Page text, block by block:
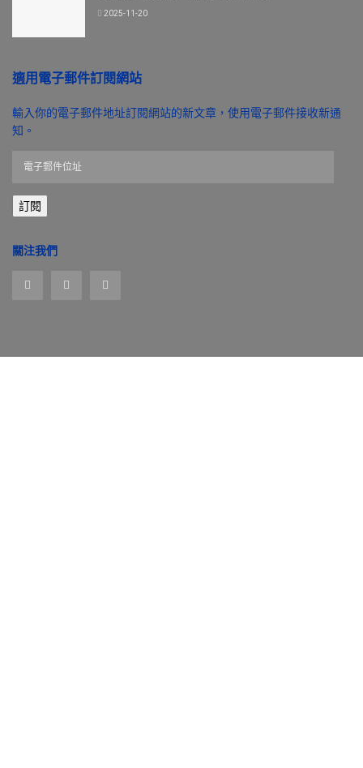
2025-11-20
適用電子郵件訂閱網站
輸入你的電子郵件地址訂閱網站的新文章，使用電子郵件接收新通
知。
郵
件
址
訂閱
關注我們